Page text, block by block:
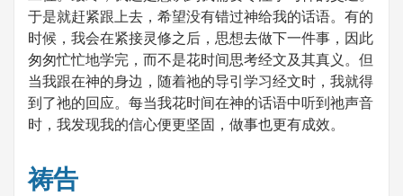
于是就赶紧跟上去，希望没有错过神给我的话语。有的
时候，我会在紧接灵修之后，思想去做下一件事，因此
匆匆忙忙地学完，而不是花时间思考经文及其真义。但
当我跟在神的身边，随着祂的导引学习经文时，我就得
到了祂的回应。每当我花时间在神的话语中听到祂声音
时，我发现我的信心便更坚固，做事也更有成效。
祷告